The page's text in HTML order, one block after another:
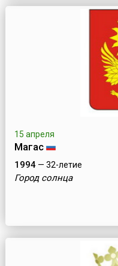
15 апреля
Магас
1994— 32-летие
Город солнца